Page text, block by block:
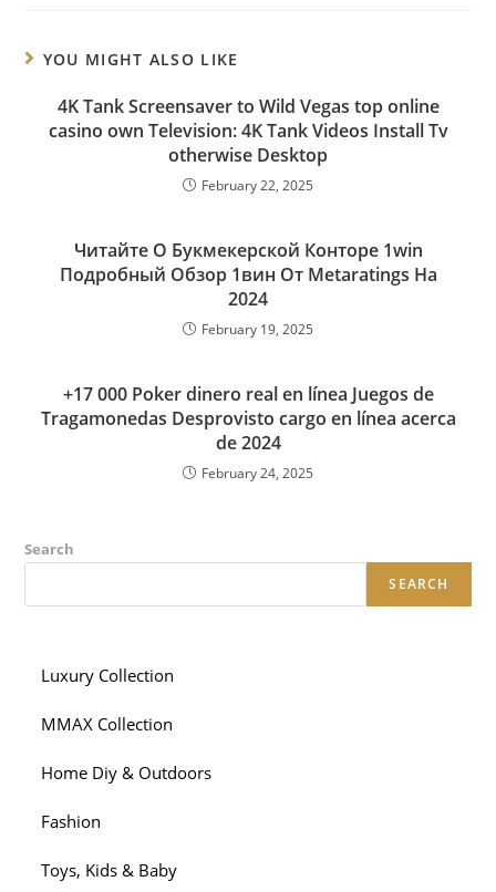
YOU MIGHT ALSO LIKE
4K Tank Screensaver to Wild Vegas top online
casino own Television: 4K Tank Videos Install Tv
otherwise Desktop
February 22, 2025
Читайте О Букмекерской Конторе 1win
Подробный Обзор 1вин От Metaratings На
2024
February 19, 2025
+17 000 Poker dinero real en línea Juegos de
Tragamonedas Desprovisto cargo en línea acerca
de 2024
February 24, 2025
Search
SEARCH
Luxury Collection
MMAX Collection
Home Diy & Outdoors
Fashion
Toys, Kids & Baby